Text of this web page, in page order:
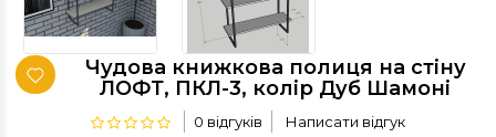
Чудова книжкова полиця на стіну
ЛОФТ, ПКЛ-3, колір Дуб Шамоні
0 відгуків Написати відгук